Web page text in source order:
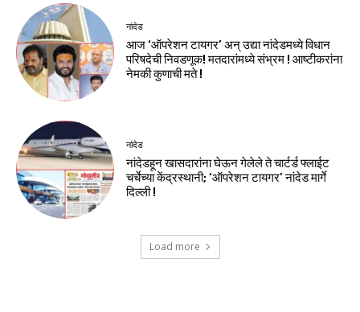
नांदेड
आज ‘ऑपरेशन टायगर’ अन् उद्या नांदेडमध्ये विधान
परिषदेची निवडणूक! मतदारांमध्ये संभ्रम ! आष्टीकरांना
नेमकी कुणाची मते !
नांदेड
नांदेडहून खासदारांना घेऊन गेलेले ते चार्टर्ड फ्लाईट
चर्चेच्या केंद्रस्थानी; ‘ऑपरेशन टायगर’ नांदेड मार्गे
दिल्ली !
Load more